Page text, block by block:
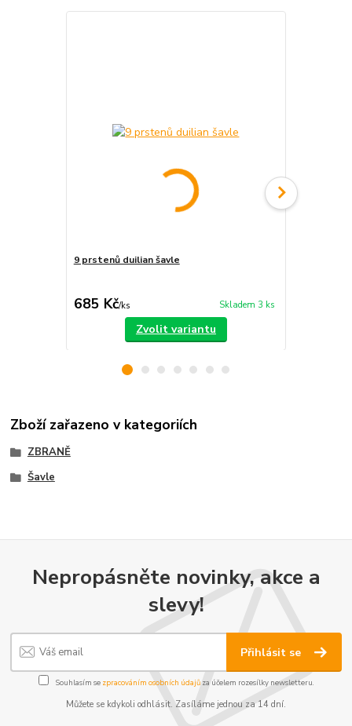
9 prstenů duilian šavle
685 Kč/ks Skladem 3 ks
Zvolit variantu
Zboží zařazeno v kategoriích
ZBRANĚ
Šavle
Nepropásněte novinky, akce a
slevy!
Přihlásit se
Souhlasím se zpracováním osobních údajůza účelem rozesílky newsletteru.
Můžete se kdykoli odhlásit. Zasíláme jednou za 14 dní.